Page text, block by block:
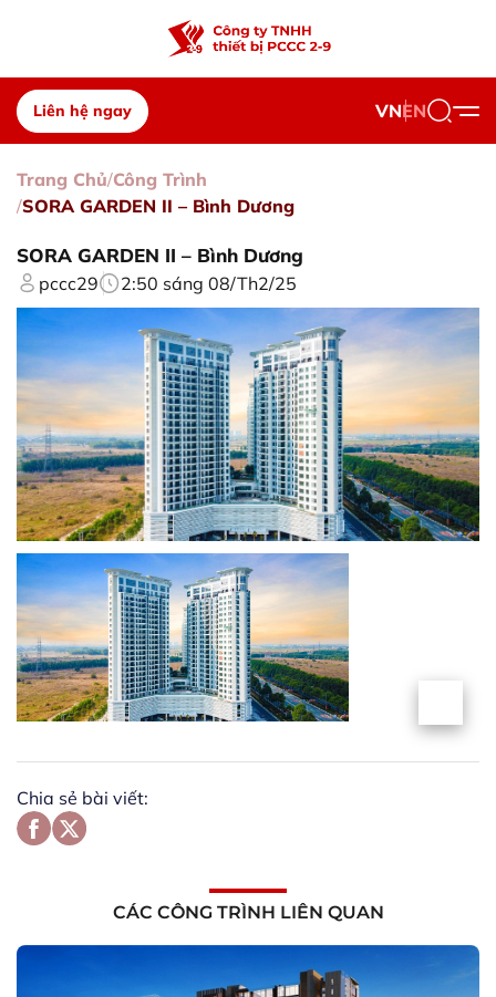
Liên hệ ngay VNEN
Trang Chủ Công Trình
SORA GARDEN II – Bình Dương
SORA GARDEN II – Bình Dương
pccc29 2:50 sáng 08/Th2/25
Chia sẻ bài viết:
CÁC CÔNG TRÌNH LIÊN QUAN